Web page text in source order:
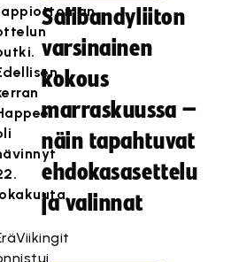
Salibandyliiton
varsinainen
kokous
marraskuussa –
näin tapahtuvat
ehdokasasettelu
ja valinnat